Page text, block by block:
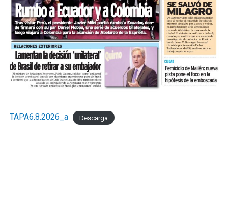
TAPA6.8.2026_a Descarga